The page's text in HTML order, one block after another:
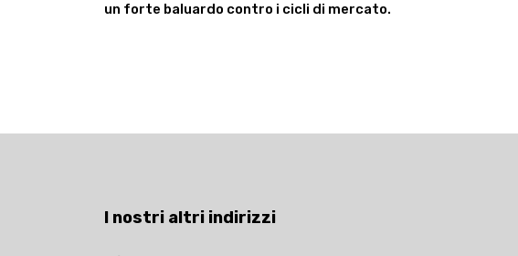
un forte baluardo contro i cicli di mercato.
I nostri altri indirizzi